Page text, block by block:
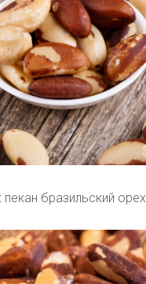
пекан бразильский орех